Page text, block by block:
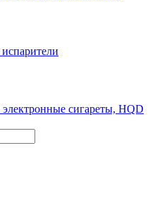
сигареты, HQD